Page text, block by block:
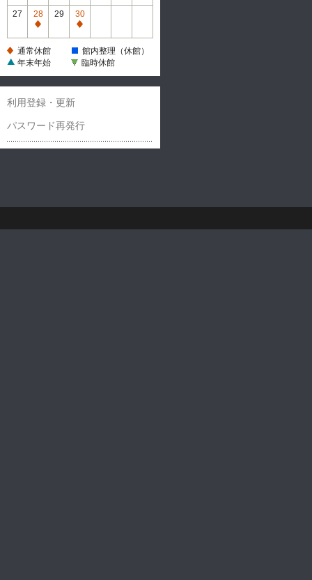
館
常
休
館
27
28
通
休
29
30
通
休
通常休館
館内整理（休館）
年末年始
臨時休館
利用登録・更新
パスワード再発行